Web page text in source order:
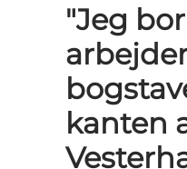
"Jeg
kanten